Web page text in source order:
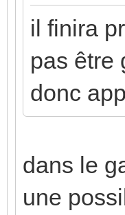
il finira
pas être
donc
dans le
une